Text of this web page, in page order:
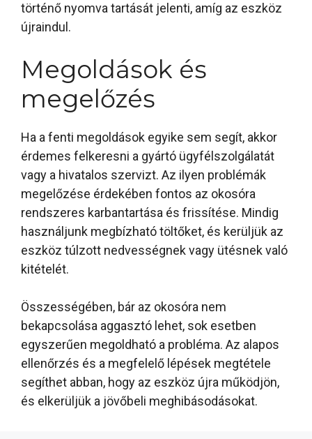
történő nyomva tartását jelenti, amíg az eszköz
újraindul.
Megoldások és
megelőzés
Ha a fenti megoldások egyike sem segít, akkor
érdemes felkeresni a gyártó ügyfélszolgálatát
vagy a hivatalos szervizt. Az ilyen problémák
megelőzése érdekében fontos az okosóra
rendszeres karbantartása és frissítése. Mindig
használjunk megbízható töltőket, és kerüljük az
eszköz túlzott nedvességnek vagy ütésnek való
kitételét.
Összességében, bár az okosóra nem
bekapcsolása aggasztó lehet, sok esetben
egyszerűen megoldható a probléma. Az alapos
ellenőrzés és a megfelelő lépések megtétele
segíthet abban, hogy az eszköz újra működjön,
és elkerüljük a jövőbeli meghibásodásokat.